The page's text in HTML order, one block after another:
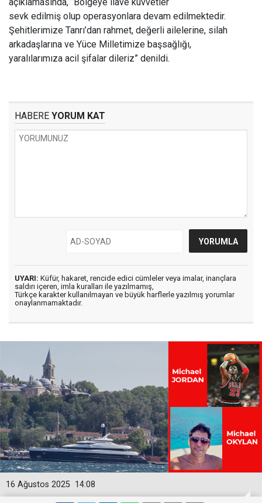
sevk edilmiş olup operasyonlara devam edilmektedir.
Şehitlerimize Tanrı’dan rahmet, değerli ailelerine, silah
arkadaşlarına ve Yüce Milletimize başsağlığı,
yaralılarımıza acil şifalar dileriz” denildi.
HABERE YORUM KAT
UYARI: Küfür, hakaret, rencide edici cümleler veya imalar, inançlara
saldırı içeren, imla kuralları ile yazılmamış,
Türkçe karakter kullanılmayan ve büyük harflerle yazılmış yorumlar
onaylanmamaktadır.
14:08
16 Ağustos 2025